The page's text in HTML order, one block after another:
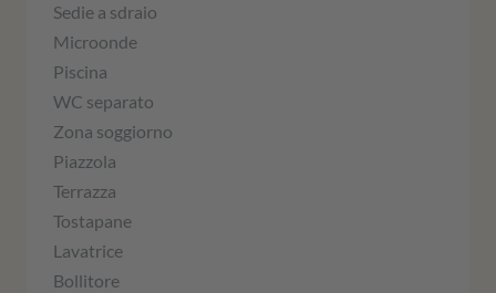
Sedie a sdraio
Microonde
Piscina
WC separato
Zona soggiorno
Piazzola
Terrazza
Tostapane
Lavatrice
Bollitore